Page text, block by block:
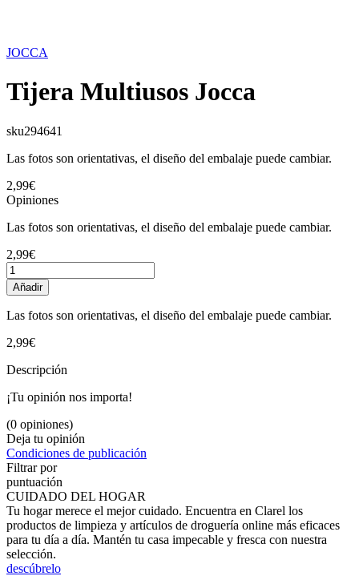
JOCCA
Tijera Multiusos Jocca
sku294641
Las fotos son orientativas, el diseño del embalaje puede cambiar.
2,99€
Opiniones
Las fotos son orientativas, el diseño del embalaje puede cambiar.
2,99€
Añadir
Las fotos son orientativas, el diseño del embalaje puede cambiar.
2,99€
Descripción
¡Tu opinión nos importa!
(0 opiniones)
Deja tu opinión
Condiciones de publicación
Filtrar por
puntuación
CUIDADO DEL HOGAR
Tu hogar merece el mejor cuidado. Encuentra en Clarel los
productos de limpieza y artículos de droguería online más eficaces
para tu día a día. Mantén tu casa impecable y fresca con nuestra
selección.
descúbrelo